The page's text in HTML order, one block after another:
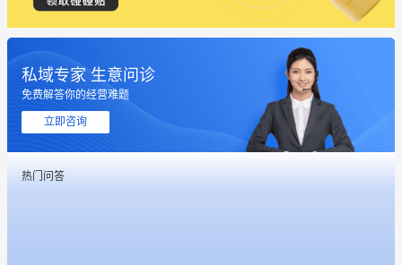
私域专家 生意问诊
免费解答你的经营难题
立即咨询
热门问答
这个营销策划案例推荐大家看一下
用有赞就能在微信、小红书同时经营了